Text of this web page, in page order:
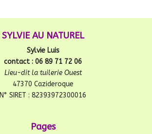
SYLVIE AU NATUREL
Sylvie Luis
contact : 06 89 71 72 06
Lieu-dit la tuilerie Ouest
47370 Cazideroque
N° SIRET : 82393972300016
Pages